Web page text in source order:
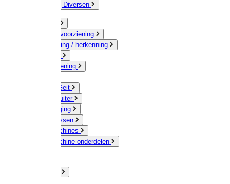
Afrastering Diversen
Drinkwatervoorziening
Veemarkering-/ herkenning
Voervoorziening
Schaap / Geit
Paard & Ruiter
Veeverzorging
Scheermessen
Scheermachines
Scheermachine onderdelen